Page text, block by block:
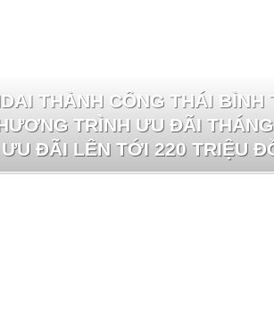
THÀNH CÔNG THÁI BÌNH
TRÌNH ƯU ĐÃI
ĐÃI LÊN TỚI 220 TRIỆU